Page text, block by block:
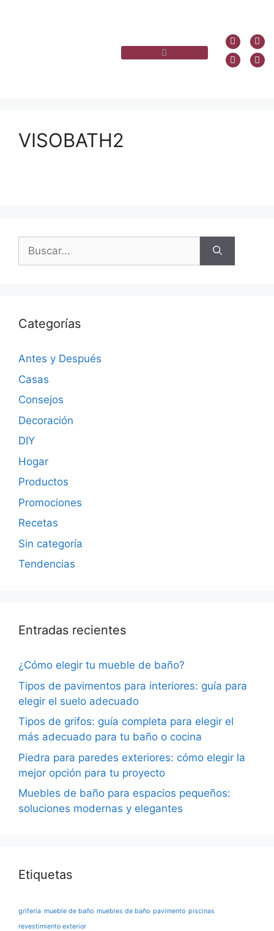
VISOBATH2
Categorías
Antes y Después
Casas
Consejos
Decoración
DIY
Hogar
Productos
Promociones
Recetas
Sin categoría
Tendencias
Entradas recientes
¿Cómo elegir tu mueble de baño?
Tipos de pavimentos para interiores: guía para
elegir el suelo adecuado
Tipos de grifos: guía completa para elegir el
más adecuado para tu baño o cocina
Piedra para paredes exteriores: cómo elegir la
mejor opción para tu proyecto
Muebles de baño para espacios pequeños:
soluciones modernas y elegantes
Etiquetas
grifería mueble de baño muebles de baño pavimento piscinas
revestimiento exterior